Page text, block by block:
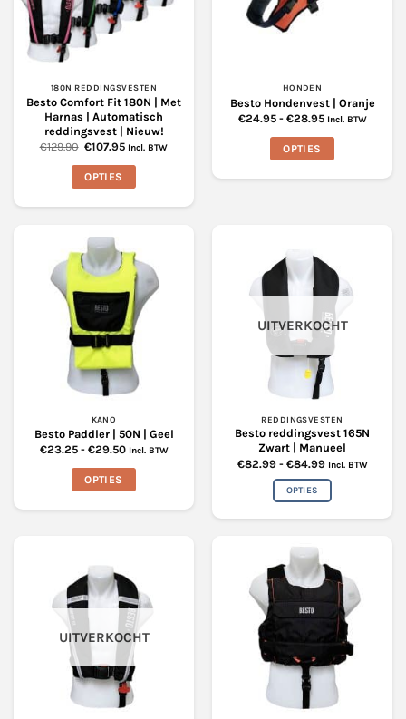
180N REDDINGSVESTEN
Besto Comfort Fit 180N | Met
Harnas | Automatisch
reddingsvest | Nieuw!
€129.90 Oorspronkelijke
was:
€129.90.
€107.95Huidige
is:
Incl. BTW
OPTIES
heeft
meerdere
variaties.
Deze
optie
kan
gekozen
worden
op
de
productpagina
HONDEN
Besto Hondenvest | Oranje
€24.95 - €28.95Prijsklasse:
tot
Incl. BTW
OPTIES
Deze
optie
kan
gekozen
worden
de
productpagina
KANO
Besto Paddler | 50N | Geel
€23.25 - €29.50Prijsklasse:
tot
Incl. BTW
OPTIES
variaties.
Deze
optie
gekozen
worden
op
UITVERKOCHT
REDDINGSVESTEN
Besto reddingsvest 165N
Zwart | Manueel
€82.99 - €84.99Prijsklasse:
tot
Incl. BTW
OPTIES
heeft
meerdere
variaties.
optie
kan
gekozen
worden
op
de
UITVERKOCHT